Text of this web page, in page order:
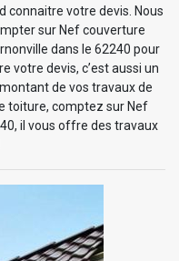
connaitre votre devis. Nous
sur Nef couverture
dans le 62240 pour
votre devis, c’est aussi un
de vos travaux de
toiture, comptez sur Nef
il vous offre des travaux